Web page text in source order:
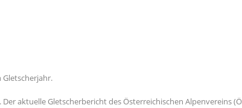
Gletscherjahr.
aktuelle Gletscherbericht des Österreichischen Alpenvereins